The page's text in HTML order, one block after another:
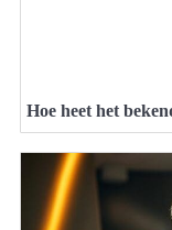
Hoe heet het